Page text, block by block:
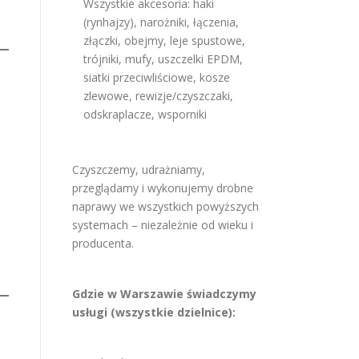
Wszystkie akcesoria: haki
(rynhajzy), narożniki, łączenia,
złączki, obejmy, leje spustowe,
trójniki, mufy, uszczelki EPDM,
siatki przeciwliściowe, kosze
zlewowe, rewizje/czyszczaki,
odskraplacze, wsporniki
Czyszczemy, udrażniamy,
przeglądamy i wykonujemy drobne
naprawy we wszystkich powyższych
systemach – niezależnie od wieku i
producenta.
Gdzie w Warszawie świadczymy
usługi (wszystkie dzielnice):